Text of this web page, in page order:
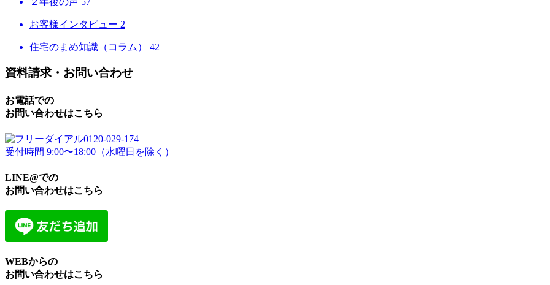
お客様インタビュー 2
住宅のまめ知識（コラム） 42
資料請求・お問い合わせ
お電話での
お問い合わせはこちら
0120-029-174
受付時間 9:00〜18:00（水曜日を除く）
LINE@での
お問い合わせはこちら
WEBからの
お問い合わせはこちら